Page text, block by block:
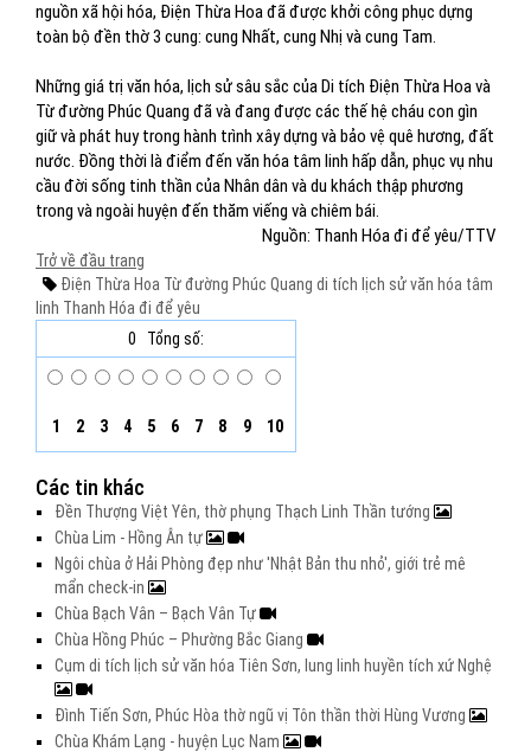
nguồn xã hội hóa, Điện Thừa Hoa đã được khởi công phục dựng
toàn bộ đền thờ 3 cung: cung Nhất, cung Nhị và cung Tam.
Những giá trị văn hóa, lịch sử sâu sắc của Di tích Điện Thừa Hoa và
Từ đường Phúc Quang đã và đang được các thế hệ cháu con gìn
giữ và phát huy trong hành trình xây dựng và bảo vệ quê hương, đất
nước. Đồng thời là điểm đến văn hóa tâm linh hấp dẫn, phục vụ nhu
cầu đời sống tinh thần của Nhân dân và du khách thập phương
trong và ngoài huyện đến thăm viếng và chiêm bái.
Nguồn: Thanh Hóa đi để yêu/TTV
Trở về đầu trang
Điện Thừa Hoa Từ đường Phúc Quang di tích lịch sửvăn hóa tâm
linh Thanh Hóa đi để yêu
0
Tổng số:
1 2 3 4 5 6 7 8 9 10
Các tin khác
Đền Thượng Việt Yên, thờ phụng Thạch Linh Thần tướng
Chùa Lim - Hồng Ân tự
Ngôi chùa ở Hải Phòng đẹp như 'Nhật Bản thu nhỏ', giới trẻ mê
mẩn check-in
Chùa Bạch Vân – Bạch Vân Tự
Chùa Hồng Phúc – Phường Bắc Giang
Cụm di tích lịch sử văn hóa Tiên Sơn, lung linh huyền tích xứ Nghệ
Đình Tiến Sơn, Phúc Hòa thờ ngũ vị Tôn thần thời Hùng Vương
Chùa Khám Lạng - huyện Lục Nam